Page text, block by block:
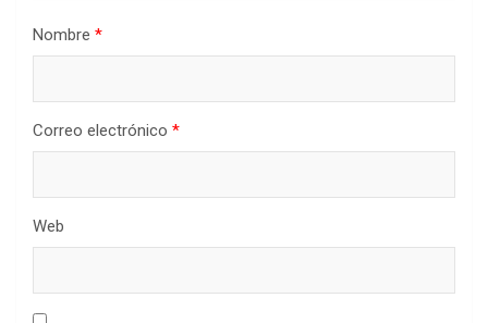
Nombre *
Correo electrónico *
Web